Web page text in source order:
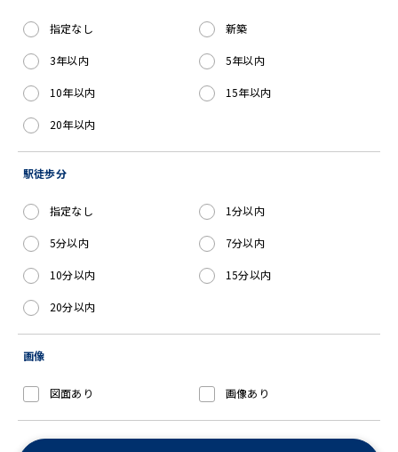
指定なし 新築
3年以内 5年以内
10年以内 15年以内
20年以内
駅徒歩分
指定なし 1分以内
5分以内 7分以内
10分以内 15分以内
20分以内
画像
図面あり 画像あり